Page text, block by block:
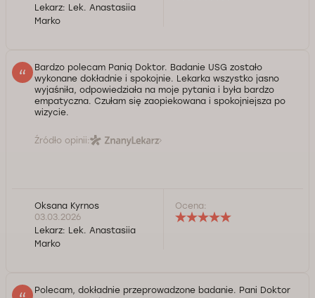
Lekarz: Lek. Anastasiia
Marko
Bardzo polecam Panią Doktor. Badanie USG zostało
wykonane dokładnie i spokojnie. Lekarka wszystko jasno
wyjaśniła, odpowiedziała na moje pytania i była bardzo
empatyczna. Czułam się zaopiekowana i spokojniejsza po
wizycie.
Źródło opinii:
Oksana Kyrnos
03.03.2026
Lekarz: Lek. Anastasiia
Marko
Ocena:
Polecam, dokładnie przeprowadzone badanie. Pani Doktor